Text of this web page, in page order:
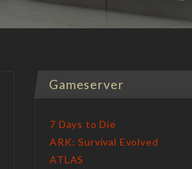
Gameserver
7 Days to Die
ARK: Survival Evolved
ATLAS